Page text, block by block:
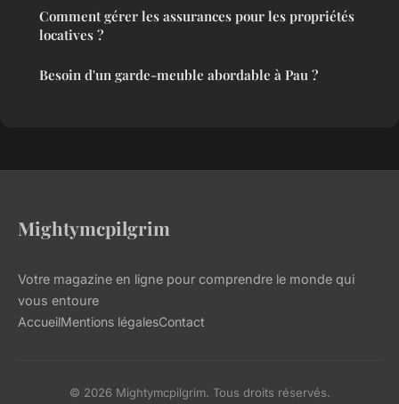
Comment gérer les assurances pour les propriétés
locatives ?
Besoin d'un garde-meuble abordable à Pau ?
Mightymcpilgrim
Votre magazine en ligne pour comprendre le monde qui
vous entoure
AccueilMentions légalesContact
© 2026 Mightymcpilgrim. Tous droits réservés.